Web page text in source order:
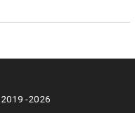
-2026